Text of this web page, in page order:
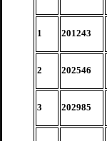
1 201243
2 202546
3 202985